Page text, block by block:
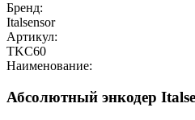
Бренд:
Italsensor
Артикул:
TKC60
Наименование:
Абсолютный энкодер